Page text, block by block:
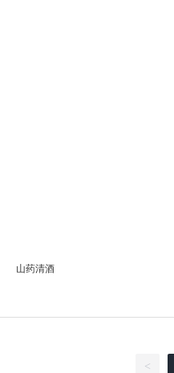
山药清酒
<